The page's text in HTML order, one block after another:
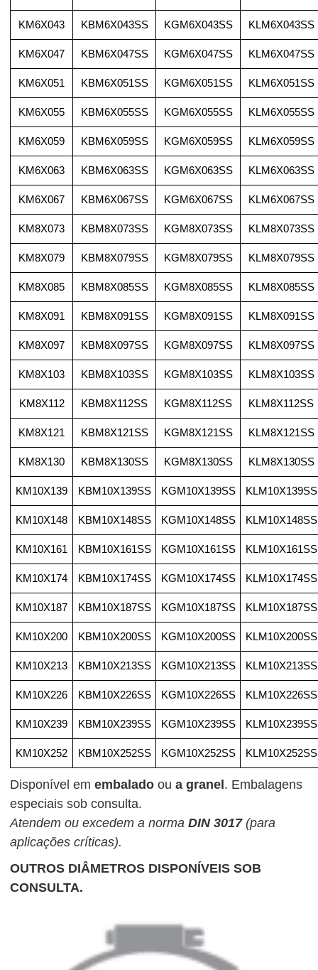
KM6X043 KBM6X043SS KGM6X043SS KLM6X043SS
KM6X047 KBM6X047SS KGM6X047SS KLM6X047SS
KM6X051 KBM6X051SS KGM6X051SS KLM6X051SS
KM6X055 KBM6X055SS KGM6X055SS KLM6X055SS
KM6X059 KBM6X059SS KGM6X059SS KLM6X059SS
KM6X063 KBM6X063SS KGM6X063SS KLM6X063SS
KM6X067 KBM6X067SS KGM6X067SS KLM6X067SS
KM8X073 KBM8X073SS KGM8X073SS KLM8X073SS
KM8X079 KBM8X079SS KGM8X079SS KLM8X079SS
KM8X085 KBM8X085SS KGM8X085SS KLM8X085SS
KM8X091 KBM8X091SS KGM8X091SS KLM8X091SS
KM8X097 KBM8X097SS KGM8X097SS KLM8X097SS
KM8X103 KBM8X103SS KGM8X103SS KLM8X103SS
KM8X112 KBM8X112SS KGM8X112SS KLM8X112SS
KM8X121 KBM8X121SS KGM8X121SS KLM8X121SS
KM8X130 KBM8X130SS KGM8X130SS KLM8X130SS
KM10X139 KBM10X139SS KGM10X139SS KLM10X139SS
KM10X148 KBM10X148SS KGM10X148SS KLM10X148SS
KM10X161 KBM10X161SS KGM10X161SS KLM10X161SS
KM10X174 KBM10X174SS KGM10X174SS KLM10X174SS
KM10X187 KBM10X187SS KGM10X187SS KLM10X187SS
KM10X200 KBM10X200SS KGM10X200SS KLM10X200SS
KM10X213 KBM10X213SS KGM10X213SS KLM10X213SS
KM10X226 KBM10X226SS KGM10X226SS KLM10X226SS
KM10X239 KBM10X239SS KGM10X239SS KLM10X239SS
KM10X252 KBM10X252SS KGM10X252SS KLM10X252SS
Disponível em embalado ou a granel . Embalagens
especiais sob consulta.
Atendem ou excedem a norma DIN 3017(para
aplicações críticas).
OUTROS DIÂMETROS DISPONÍVEIS SOB
CONSULTA.